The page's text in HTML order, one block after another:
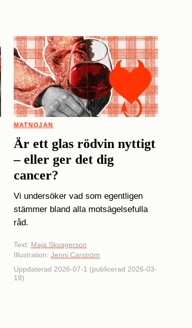
MATNOJAN
Är ett glas rödvin nyttigt
– eller ger det dig
cancer?
Vi undersöker vad som egentligen
stämmer bland alla motsägelsefulla
råd.
Text: Maja Skvagerson
Illustration: Jenni Carström
Uppdaterad 2026-07-1 (publicerad 2026-03-
19)